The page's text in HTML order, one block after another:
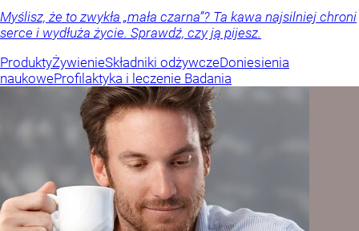
Myślisz, że to zwykła „mała czarna”? Ta kawa najsilniej chroni
serce i wydłuża życie. Sprawdź, czy ją pijesz.
ProduktyŻywienieSkładniki odżywczeDoniesienia
naukoweProfilaktyka i leczenie Badania